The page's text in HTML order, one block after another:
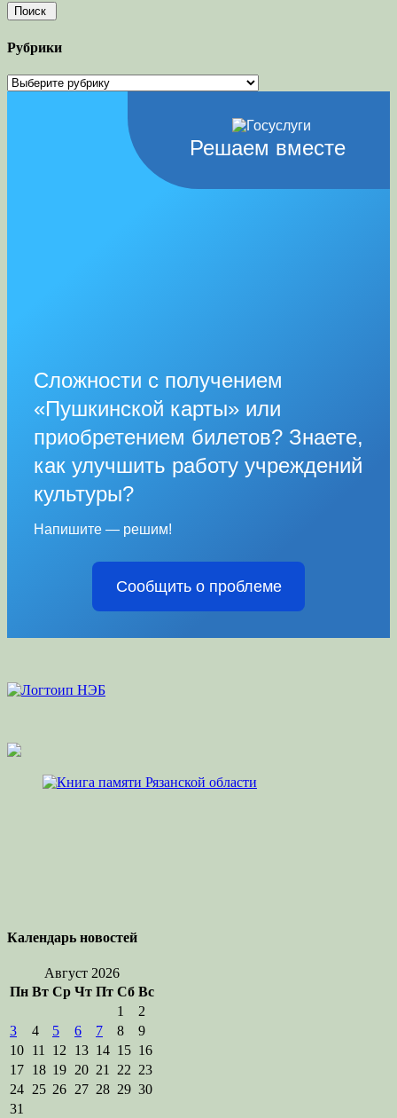
Рубрики
Рубрики
Решаем вместе
Сложности с получением
«Пушкинской карты» или
приобретением билетов? Знаете,
как улучшить работу учреждений
культуры?
Напишите — решим!
Сообщить о проблеме
Календарь новостей
Август 2026
Пн Вт Ср Чт Пт Сб Вс
1
2
3
4 5 6 7 8
9
10 11 12 13 14 15 16
17 18 19 20 21 22 23
24 25 26 27 28 29 30
31